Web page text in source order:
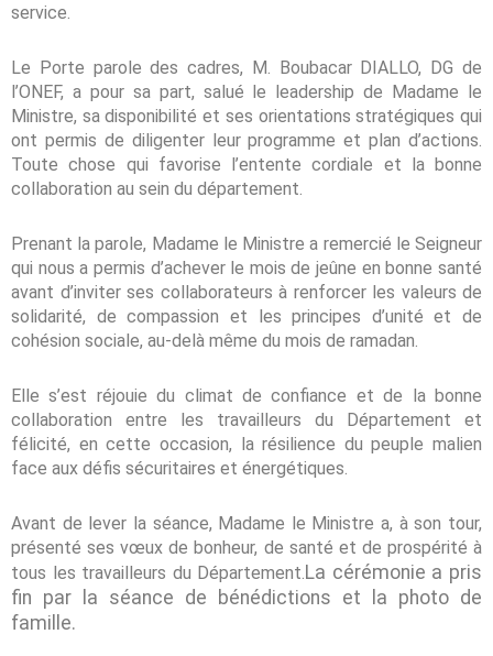
service.
Le Porte parole des cadres, M. Boubacar DIALLO, DG de
l’ONEF, a pour sa part, salué le leadership de Madame le
Ministre, sa disponibilité et ses orientations stratégiques qui
ont permis de diligenter leur programme et plan d’actions.
Toute chose qui favorise l’entente cordiale et la bonne
collaboration au sein du département.
Prenant la parole, Madame le Ministre a remercié le Seigneur
qui nous a permis d’achever le mois de jeûne en bonne santé
avant d’inviter ses collaborateurs à renforcer les valeurs de
solidarité, de compassion et les principes d’unité et de
cohésion sociale, au-delà même du mois de ramadan.
Elle s’est réjouie du climat de confiance et de la bonne
collaboration entre les travailleurs du Département et
félicité, en cette occasion, la résilience du peuple malien
face aux défis sécuritaires et énergétiques.
Avant de lever la séance, Madame le Ministre a, à son tour,
présenté ses vœux de bonheur, de santé et de prospérité à
tous les travailleurs du Département. La cérémonie a pris
fin par la séance de bénédictions et la photo de
famille.